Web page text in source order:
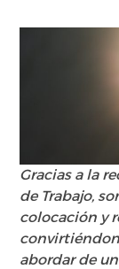
Gracias a la
de Trabajo,
colocación y
abordar de